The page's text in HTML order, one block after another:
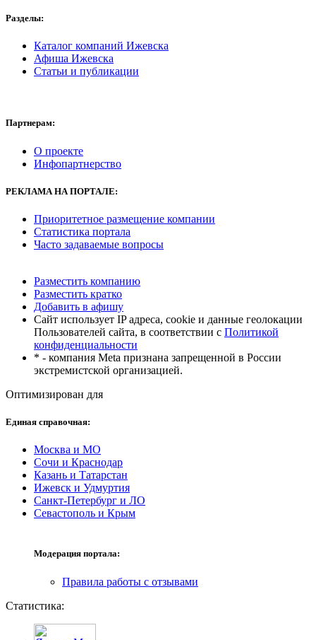
Разделы:
Каталог компаний Ижевска
Афиша Ижевска
Статьи и публикации
Партнерам:
О проекте
Инфопартнерство
РЕКЛАМА НА ПОРТАЛЕ:
Приоритетное размещение компании
Статистика портала
Часто задаваемые вопросы
Разместить компанию
Разместить кратко
Добавить в афишу
Сайт использует IP адреса, cookie и данные геолокации
Пользователей сайта, в соответствии с Политикой
конфиденциальности
* - компания Meta признана запрещенной в России
экстремистской организацией.
Оптимизирован для
Единая справочная:
Москва и МО
Сочи и Краснодар
Казань и Татарстан
Ижевск и Удмуртия
Санкт-Петербург и ЛО
Севастополь и Крым
Модерация портала:
Правила работы с отзывами
Статистика: